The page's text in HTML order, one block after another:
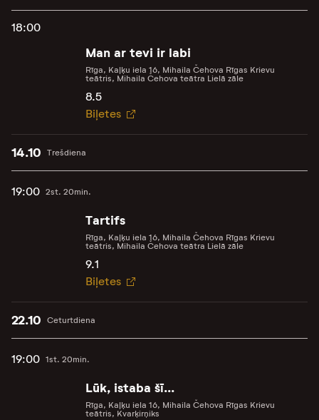
18:00
Man ar tevi ir labi
Rīga, Kaļķu iela 16, Mihaila Čehova Rīgas Krievu
teātris, Mihaila Čehova teātra Lielā zāle
8.5
Biļetes
Trešdiena
14.10
19:00 2st. 20min.
Tartifs
Rīga, Kaļķu iela 16, Mihaila Čehova Rīgas Krievu
teātris, Mihaila Čehova teātra Lielā zāle
9.1
Biļetes
Ceturtdiena
22.10
19:00 1st. 20min.
Lūk, istaba šī...
Rīga, Kaļķu iela 16, Mihaila Čehova Rīgas Krievu
teātris, Kvarķirņiks